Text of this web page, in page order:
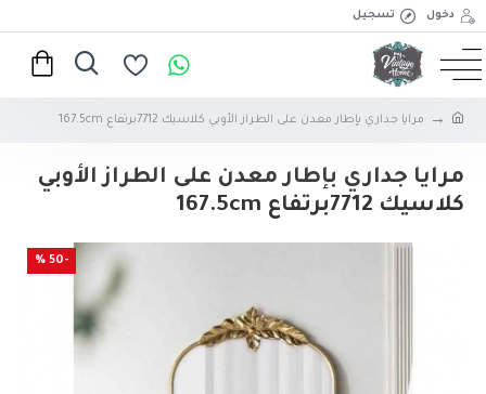
دخول تسجيل
مرايا جداري بإطار معدن على الطراز الأوبي كلاسيك 7712برتفاع 167.5cm
مرايا جداري بإطار معدن على الطراز الأوبي
كلاسيك 7712برتفاع 167.5cm
-50 %